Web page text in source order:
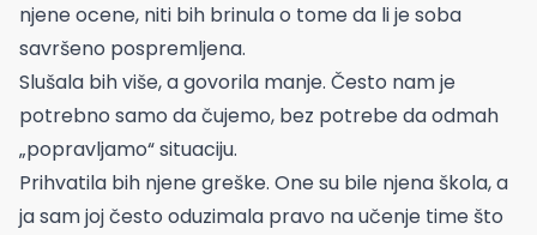
njene ocene, niti bih brinula o tome da li je soba
savršeno pospremljena.
Slušala bih više, a govorila manje. Često nam je
potrebno samo da čujemo, bez potrebe da odmah
„popravljamo“ situaciju.
Prihvatila bih njene greške. One su bile njena škola, a
ja sam joj često oduzimala pravo na učenje time što